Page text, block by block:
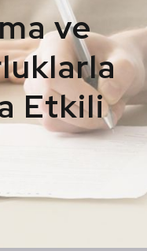
ve
Etkili